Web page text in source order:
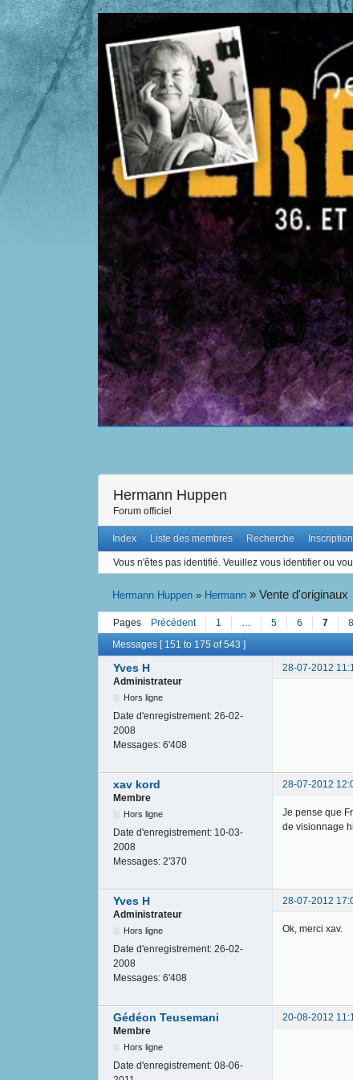
Hermann Huppen
Forum officiel
Index Liste des membres Recherche Inscription
Vous n'êtes pas identifié. Veuillez vous identifier ou
Hermann Huppen » Hermann »Vente d'originaux
Pages Précédent 1 5 6 7 8
Messages [ 151 to 175 of 543 ]
Yves H
28-07-2012
Administrateur
Hors ligne
Date d'enregistrement: 26-02-
2008
Messages: 6'408
xav kord
28-07-2012
Membre
Hors ligne
Date d'enregistrement: 10-03-
2008
Messages: 2'370
Je pense que
de visionnage
Yves H
28-07-2012
Administrateur
Hors ligne
Date d'enregistrement: 26-02-
2008
Messages: 6'408
Ok, merci xav.
Gédéon Teusemani
20-08-2012
Membre
Hors ligne
Date d'enregistrement: 08-06-